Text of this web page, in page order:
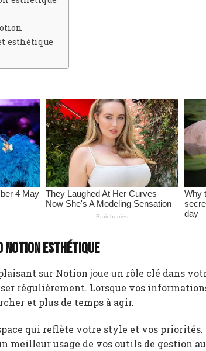
esthétique
Notion esthétique
sur Notion joue un rôle clé dans
régulièrement. Lorsque vos
et plus de temps à agir.
qui reflète votre style et vos priorités.
meilleur usage de vos outils de gestion